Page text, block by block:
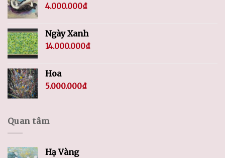
4.000.000₫
Ngày Xanh
14.000.000₫
Hoa
5.000.000₫
Quan tâm
Hạ Vàng